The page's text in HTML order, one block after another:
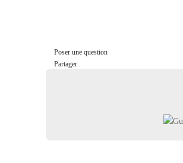
Poser une question
Partager